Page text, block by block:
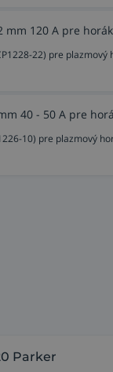
120 A pre horák
22) pre
40 - 50 A pre
10) pre plazmový
Parker